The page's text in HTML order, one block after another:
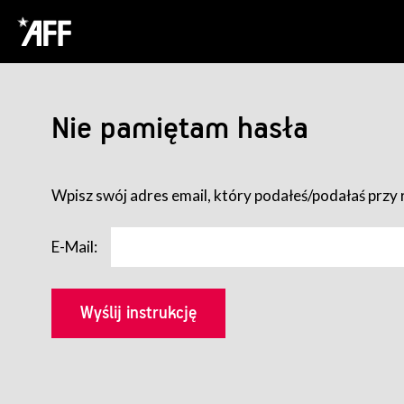
Nie pamiętam hasła
Wpisz swój adres email, który podałeś/podałaś
E-Mail: